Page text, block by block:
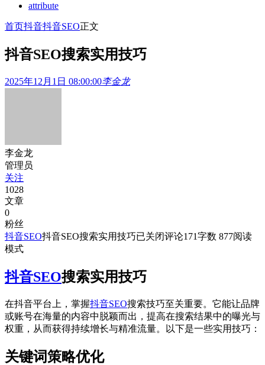
attribute
首页抖音抖音SEO正文
抖音SEO搜索实用技巧
2025年12月1日 08:00:00李金龙
李金龙
管理员
关注
1028
文章
0
粉丝
抖音SEO抖音SEO搜索实用技巧已关闭评论171字数 877阅读
模式
抖音SEO搜索实用技巧
在抖音平台上，掌握抖音SEO搜索技巧至关重要。它能让品牌
或账号在海量的内容中脱颖而出，提高在搜索结果中的曝光与
权重，从而获得持续增长与精准流量。以下是一些实用技巧：
关键词策略优化